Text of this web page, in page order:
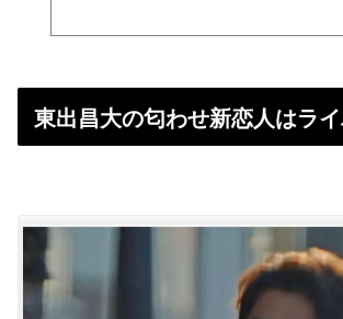
東出昌大の匂わせ新恋人はラ